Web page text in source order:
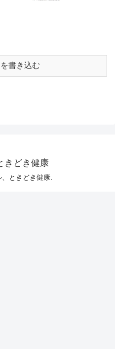
書き込む
きどき健康
ときどき健康.